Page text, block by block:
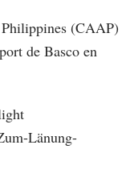
(CAAP)
de Basco en
Länung-